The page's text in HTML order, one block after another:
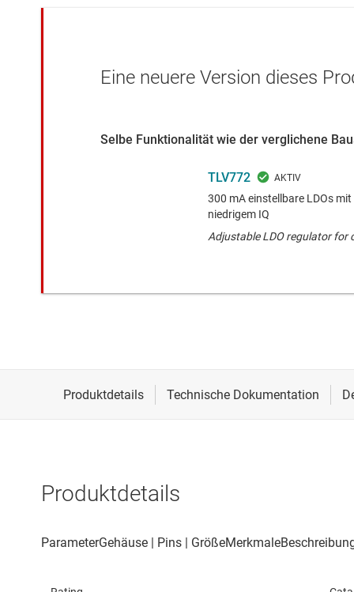
Eine neuere Version dieses
Selbe Funktionalität wie der verglichene
TLV772
300 mA einstellbare LDOs
niedrigem IQ
Adjustable LDO regulator for
Produktdetails